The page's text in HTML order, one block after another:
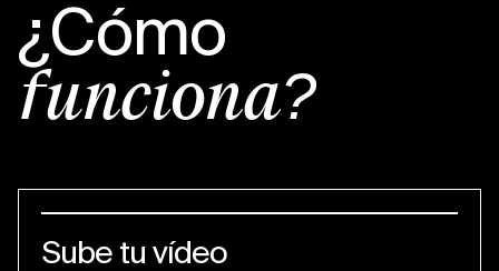
¿Cómo
funciona?
Sube tu vídeo